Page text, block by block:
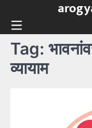
content
Tag:
व्यायाम